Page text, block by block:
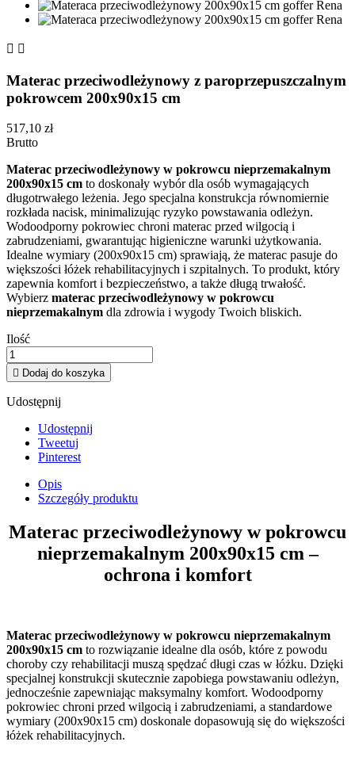
 
Materac przeciwodleżynowy z paroprzepuszczalnym
pokrowcem 200x90x15 cm
517,10 zł
Brutto
Materac przeciwodleżynowy w pokrowcu nieprzemakalnym
200x90x15 cm to doskonały wybór dla osób wymagających
długotrwałego leżenia. Jego specjalna konstrukcja równomiernie
rozkłada nacisk, minimalizując ryzyko powstawania odleżyn.
Wodoodporny pokrowiec chroni materac przed wilgocią i
zabrudzeniami, gwarantując higieniczne warunki użytkowania.
Idealne wymiary (200x90x15 cm) sprawiają, że materac pasuje do
większości łóżek rehabilitacyjnych i szpitalnych. To produkt, który
zapewnia komfort i bezpieczeństwo, a także długą trwałość.
Wybierz materac przeciwodleżynowy w pokrowcu
nieprzemakalnym dla zdrowia i wygody Twoich bliskich.
Ilość
 Dodaj do koszyka
Udostępnij
Udostępnij
Tweetuj
Pinterest
Opis
Szczegóły produktu
Materac przeciwodleżynowy w pokrowcu
nieprzemakalnym 200x90x15 cm –
ochrona i komfort
Materac przeciwodleżynowy w pokrowcu nieprzemakalnym
200x90x15 cm to rozwiązanie idealne dla osób, które z powodu
choroby czy rehabilitacji muszą spędzać długi czas w łóżku. Dzięki
specjalnej konstrukcji skutecznie zapobiega powstawaniu odleżyn,
jednocześnie zapewniając maksymalny komfort. Wodoodporny
pokrowiec chroni przed wilgocią i zabrudzeniami, a standardowe
wymiary (200x90x15 cm) doskonale dopasowują się do większości
łóżek rehabilitacyjnych.